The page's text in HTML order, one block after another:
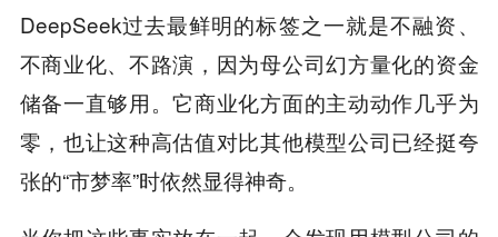
DeepSeek过去最鲜明的标签之一就是不融资、
不商业化、不路演，因为母公司幻方量化的资金
储备一直够用。它商业化方面的主动动作几乎为
零，也让这种高估值对比其他模型公司已经挺夸
张的“市梦率”时依然显得神奇。